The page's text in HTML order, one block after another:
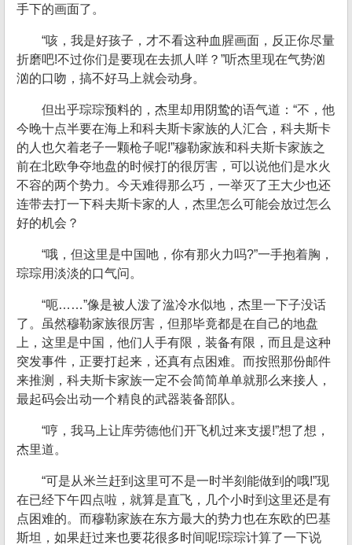
手下的画面了。
“咳，我是好孩子，才不看这种血腥画面，反正你尽量
折磨吧!不过你们是要现在去抓人咩？”听杰里现在气势汹
汹的口吻，搞不好马上就会动身。
但出乎琮琮预料的，杰里却用阴鸷的语气道：“不，他
今晚十点半要在海上和科夫斯卡家族的人汇合，科夫斯卡
的人也欠着老子一颗枪子呢!”穆勒家族和科夫斯卡家族之
前在北欧争夺地盘的时候打的很厉害，可以说他们是水火
不容的两个势力。今天难得那么巧，一举灭了王大少也还
连带去打一下科夫斯卡家的人，杰里怎么可能会放过怎么
好的机会？
“哦，但这里是中国吔，你有那火力吗?”一手抱着胸，
琮琮用淡淡的口气问。
“呃……”像是被人泼了湓冷水似地，杰里一下子没话
了。虽然穆勒家族很厉害，但那毕竟都是在自己的地盘
上，这里是中国，他们人手有限，装备有限，而且是这种
突发事件，正要打起来，还真有点困难。而按照那份邮件
来推测，科夫斯卡家族一定不会简简单单就那么来接人，
最起码会出动一个精良的武器装备部队。
“哼，我马上让库劳德他们开飞机过来支援!”想了想，
杰里道。
“可是从米兰赶到这里可不是一时半刻能做到的哦!”现
在已经下午四点啦，就算是直飞，几个小时到这里还是有
点困难的。而穆勒家族在东方最大的势力也在东欧的巴基
斯坦，如果赶过来也要花很多时间呢!琮琮计算了一下说